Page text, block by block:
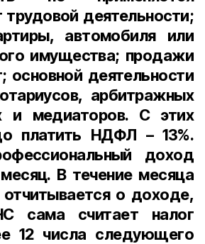
деятельности;
автомобиля или
имущества; продажи
основной деятельности
арбитражных
и медиаторов. С этих
платить НДФЛ – 13%.
доход
В течение месяца
о доходе,
сама считает налог
12 числа следующего